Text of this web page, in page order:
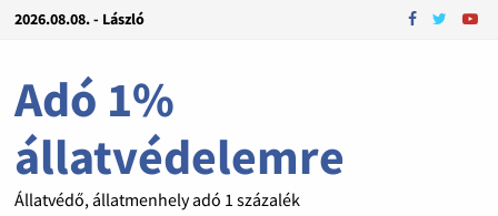
2026.08.08. - László
Adó 1%
állatvédelemre
Állatvédő, állatmenhely adó 1 százalék